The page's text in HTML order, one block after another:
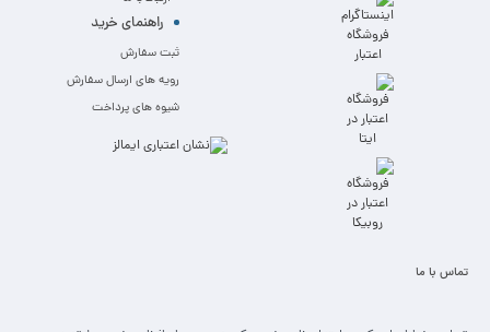
راهنمای خرید
ثبت سفارش
رویه های ارسال سفارش
شیوه های پرداخت
تماس با ما